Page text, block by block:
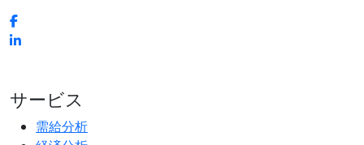
サービス
需給分析